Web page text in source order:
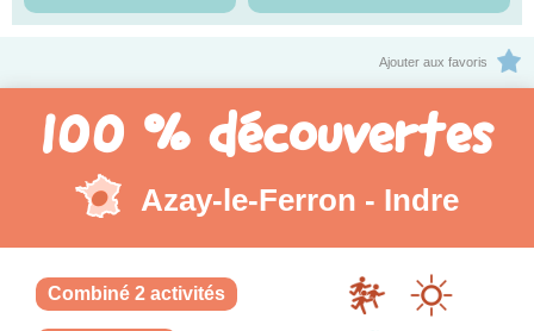
Ajouter aux favoris
100 % découvertes
Azay-le-Ferron - Indre
Combiné 2 activités